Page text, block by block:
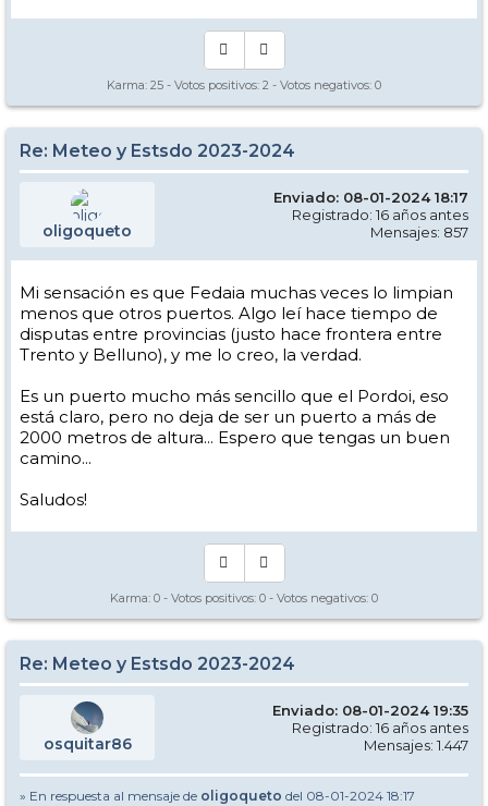
Karma: 25 - Votos positivos: 2 - Votos negativos: 0
Re: Meteo y Estsdo 2023-2024
oligoqueto
Enviado: 08-01-2024 18:17
Registrado: 16 años antes
Mensajes: 857
Mi sensación es que Fedaia muchas veces lo limpian
menos que otros puertos. Algo leí hace tiempo de
disputas entre provincias (justo hace frontera entre
Trento y Belluno), y me lo creo, la verdad.
Es un puerto mucho más sencillo que el Pordoi, eso
está claro, pero no deja de ser un puerto a más de
2000 metros de altura... Espero que tengas un buen
camino...
Saludos!
Karma: 0 - Votos positivos: 0 - Votos negativos: 0
Re: Meteo y Estsdo 2023-2024
osquitar86
Enviado: 08-01-2024 19:35
Registrado: 16 años antes
Mensajes: 1.447
» En respuesta al mensaje de oligoqueto del 08-01-2024 18:17